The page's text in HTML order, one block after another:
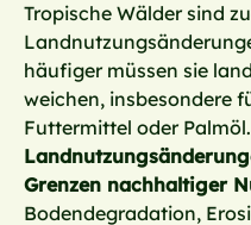
Tropische Wälder sind
häufiger müssen sie
weichen, insbesondere
Futtermittel oder
Grenzen nachhaltiger
Bodendegradation,